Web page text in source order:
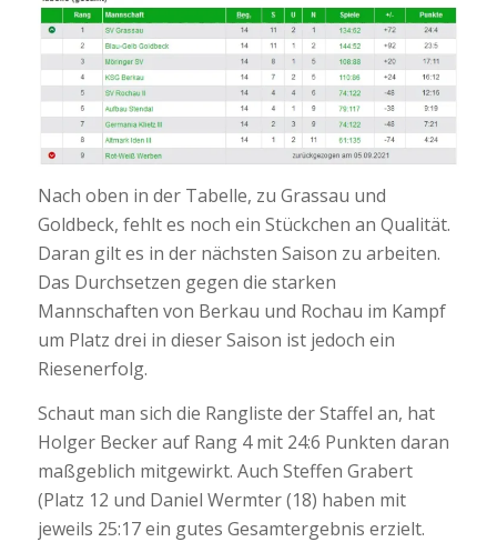
Nach oben in der Tabelle, zu Grassau und
Goldbeck, fehlt es noch ein Stückchen an Qualität.
Daran gilt es in der nächsten Saison zu arbeiten.
Das Durchsetzen gegen die starken
Mannschaften von Berkau und Rochau im Kampf
um Platz drei in dieser Saison ist jedoch ein
Riesenerfolg.
Schaut man sich die Rangliste der Staffel an, hat
Holger Becker auf Rang 4 mit 24:6 Punkten daran
maßgeblich mitgewirkt. Auch Steffen Grabert
(Platz 12 und Daniel Wermter (18) haben mit
jeweils 25:17 ein gutes Gesamtergebnis erzielt.